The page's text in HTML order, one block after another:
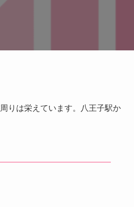
りは栄えています。八王子駅か